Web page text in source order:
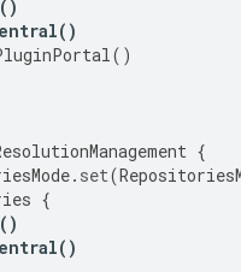
()
()
()
{
. set(
{
()
()